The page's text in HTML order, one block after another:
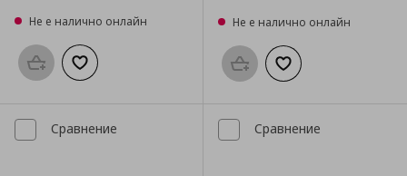
Не е налично онлайн
Προσθήκη στο καλάθι
Добави към списъка с любими
Не е налично онлайн
Προσθήκη στο καλάθι
Добави към
Сравнение Сравнение